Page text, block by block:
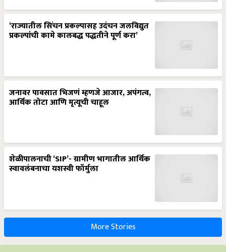
‘राज्यातील सिंचन प्रकल्पासह उदंचन जलविद्युत
प्रकल्पांची कामे कालबद्ध पद्धतीने पूर्ण करा’
जनावर पावसात भिजणं म्हणजे आजार, अपंगत्व,
आर्थिक तोटा आणि मृत्यूची चाहूल
शेळीपालनाची ‘SIP’- ग्रामीण भागातील आर्थिक
स्वावलंबनाचा यशस्वी फॉर्मुला
More Stories